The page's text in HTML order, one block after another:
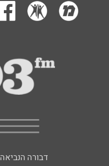
דבורה הנביאה 6, רמת השרון